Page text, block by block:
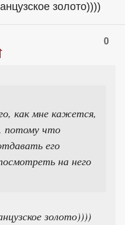
золото))))
0
как мне кажется,
что
его
на него
золото))))